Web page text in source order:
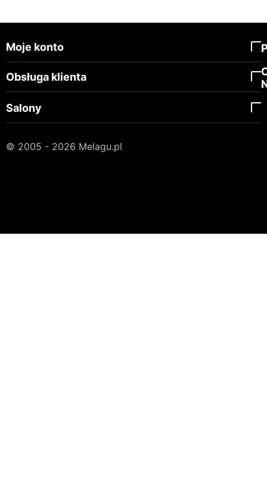
Moje konto
Obsługa klienta
Salony
© 2005 - 2026 Melagu.pl